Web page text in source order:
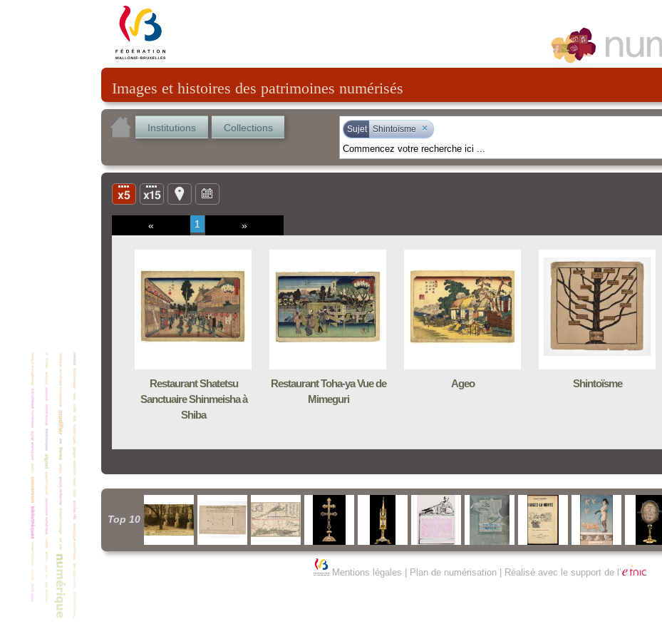
Images et histoires des patrimoines numérisés
Institutions Collections Sujet Shintoïsme ×
« 1 »
Restaurant Shatetsu
Sanctuaire Shinmeisha à
Shiba
Restaurant Toha-ya Vue de
Mimeguri
Ageo Shintoïsme
Top 10
Mentions légales Plan de numérisation| Réalisé avec le support de l'